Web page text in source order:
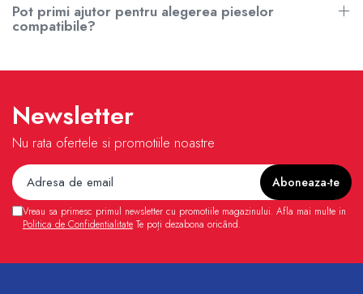
Pot primi ajutor pentru alegerea pieselor
compatibile?
Newsletter
Nu rata ofertele si promotiile noastre
Vreau sa primesc primul newsletter cu promotiile magazinului. Afla mai multe in
Politica de Confidentialitate Te poți dezabona oricând.